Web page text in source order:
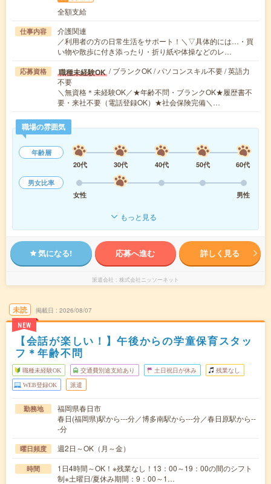
全額支給
仕事内容
介護関連
／利用者の方の日常生活をサポート！＼▽具体的には…・買
い物や散歩に付き添ったり・折り紙や体操などのレ…
応募資格 職種未経験OK / ブランクOK / パソコンスキル不要 / 英語力
不要
＼無資格＊未経験OK／★年齢不問・ブランクOK★履歴書不
要・来社不要（電話登録OK）★社会保険完備＼…
職場の雰囲気
年齢層
20代
30代 40代 50代
60代
男女比率
女性
男性
もっと見る
気になる! 応募へ進む 詳しく見る
派遣会社 株式会社ニッソーネット
未読
NEW
掲載日 2026/08/07
【会話が楽しい！】午後からの学童保育スタッ
フ＊年齢不問
職種未経験OK 交通費別途支給あり 土日祝日が休み 残業なし
WEB登録OK 派遣
勤務地
福岡県春日市
春日(福岡県)駅から---分／博多南駅から---分／春日原駅から--
-分
曜日頻度 週2日～OK（月～金）
時間
1日4時間～OK！※残業なし！13：00～19：00の間のシフト
制※土曜日/夏休み期間：9：00～1…